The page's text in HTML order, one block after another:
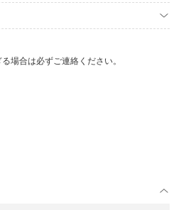
場合は必ずご連絡ください。